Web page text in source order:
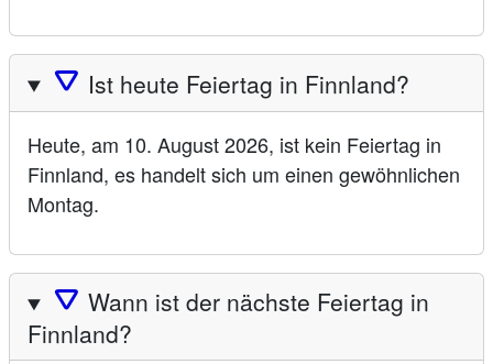
🛆 Ist heute Feiertag in Finnland?
Heute, am 10. August 2026, ist kein Feiertag in
Finnland, es handelt sich um einen gewöhnlichen
Montag.
🛆 Wann ist der nächste Feiertag in
Finnland?